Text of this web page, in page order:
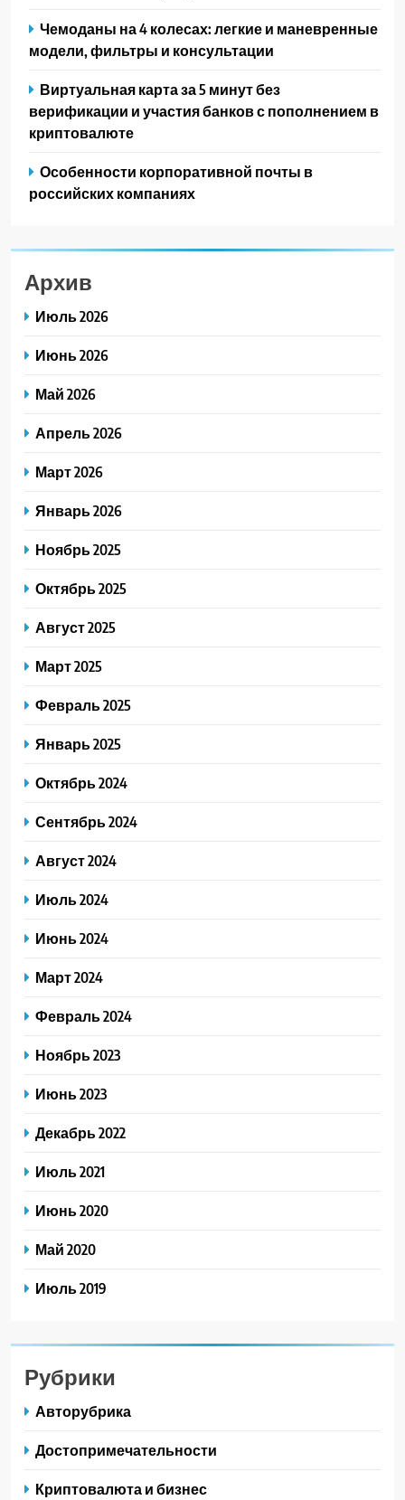
Чемоданы на 4 колесах: легкие и маневренные
модели, фильтры и консультации
Виртуальная карта за 5 минут без
верификации и участия банков с пополнением в
криптовалюте
Особенности корпоративной почты в
российских компаниях
Архив
Июль 2026
Июнь 2026
Май 2026
Апрель 2026
Март 2026
Январь 2026
Ноябрь 2025
Октябрь 2025
Август 2025
Март 2025
Февраль 2025
Январь 2025
Октябрь 2024
Сентябрь 2024
Август 2024
Июль 2024
Июнь 2024
Март 2024
Февраль 2024
Ноябрь 2023
Июнь 2023
Декабрь 2022
Июль 2021
Июнь 2020
Май 2020
Июль 2019
Рубрики
Авторубрика
Достопримечательности
Криптовалюта и бизнес